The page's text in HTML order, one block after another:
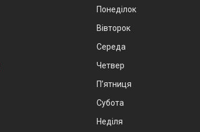
Понеділок
Вівторок
Середа
Четвер
Пʼятниця
Субота
Неділя